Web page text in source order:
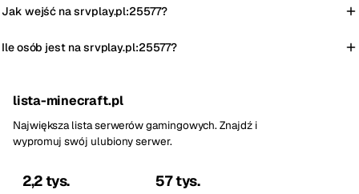
Jak wejść na srvplay.pl:25577?
Ile osób jest na srvplay.pl:25577?
lista-minecraft.pl
Największa lista serwerów gamingowych. Znajdź i
wypromuj swój ulubiony serwer.
2,2 tys. 57 tys.